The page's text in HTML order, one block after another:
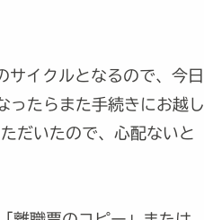
イクルとなるので、今日
たらまた手続きにお越し
だいたので、心配ないと